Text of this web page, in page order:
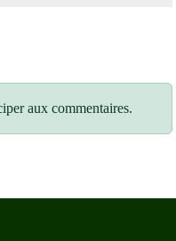
aux commentaires.